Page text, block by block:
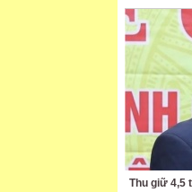
Thu giữ 4,5